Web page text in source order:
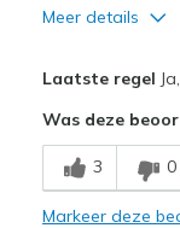
Meer details
Comfortable
Durable
Laatste regel
Was deze
3 0
Markeer deze